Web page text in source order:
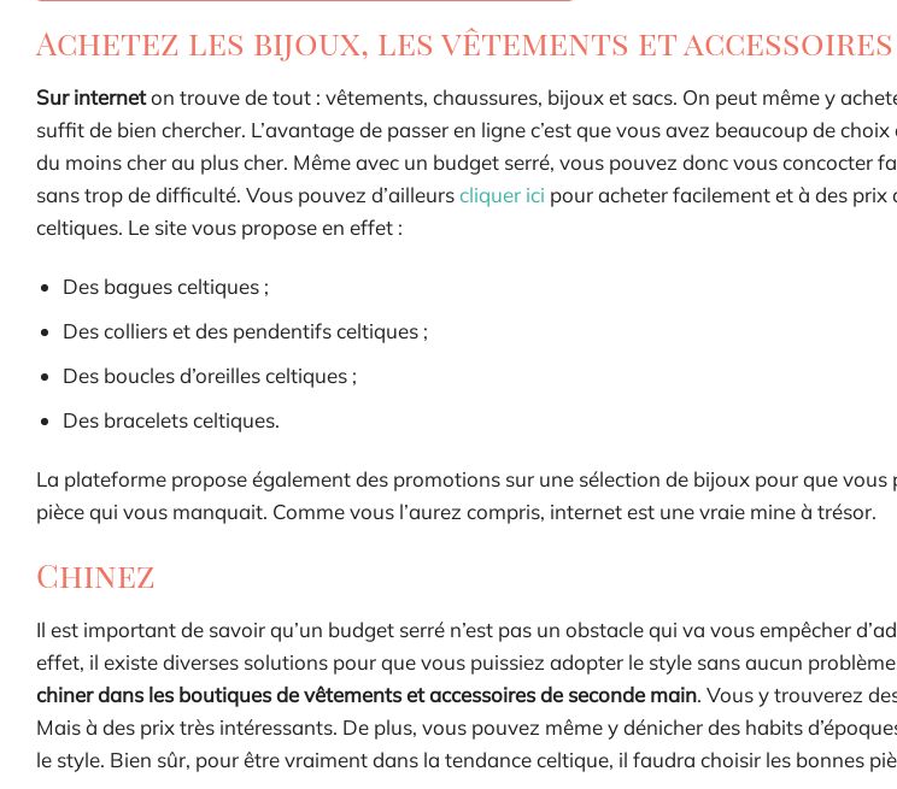
Achetez les bijoux, les vêtements et
Sur interneton trouve de tout : vêtements, chaussures, bijoux et sacs. On peut même y
suffit de bien chercher. L’avantage de passer en ligne c’est que vous avez beaucoup de
du moins cher au plus cher. Même avec un budget serré, vous pouvez donc vous concocter
sans trop de difficulté. Vous pouvez d’ailleurscliquer ici pour acheter facilement et à des prix
celtiques. Le site vous propose en effet :
Des bagues celtiques ;
Des colliers et des pendentifs celtiques ;
Des boucles d’oreilles celtiques ;
Des bracelets celtiques.
La plateforme propose également des promotions sur une sélection de bijoux pour que
pièce qui vous manquait. Comme vous l’aurez compris, internet est une vraie mine à trésor.
Chinez
Il est important de savoir qu’un budget serré n’est pas un obstacle qui va vous empêcher
effet, il existe diverses solutions pour que vous puissiez adopter le style sans aucun
chiner dans les boutiques de vêtements et accessoires de seconde main. Vous y trouverez
Mais à des prix très intéressants. De plus, vous pouvez même y dénicher des habits
le style. Bien sûr, pour être vraiment dans la tendance celtique, il faudra choisir les bonnes